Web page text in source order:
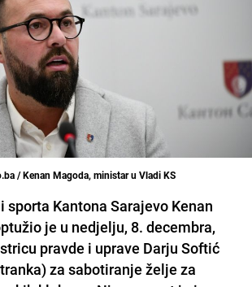
/ Kenan Magoda, ministar u Vladi KS
Kantona Sarajevo Kenan
je u nedjelju, 8. decembra,
pravde i uprave Darju Softić
za sabotiranje želje za